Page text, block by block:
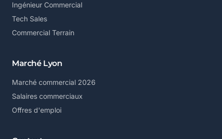
Ingénieur Commercial
Tech Sales
Commercial Terrain
Marché Lyon
Marché commercial 2026
Salaires commerciaux
Offres d'emploi